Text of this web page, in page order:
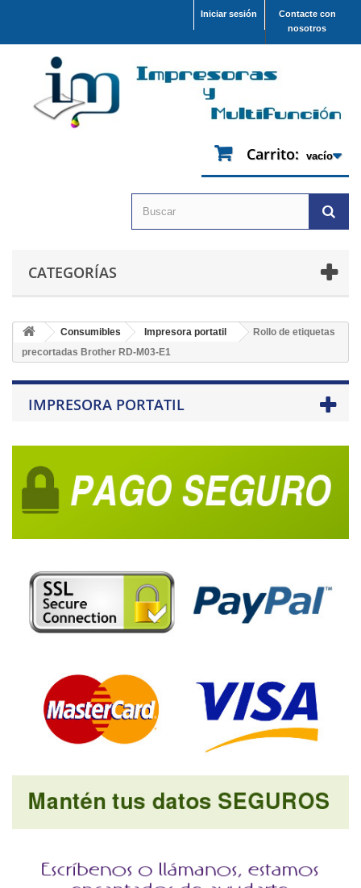
Contacte con
nosotros
Iniciar sesión
Carrito: vacío
CATEGORÍAS
Consumibles Impresora portatil
Rollo de etiquetas
precortadas Brother RD-M03-E1
IMPRESORA PORTATIL